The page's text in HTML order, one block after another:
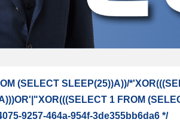
(SELECT SLEEP(25))A))/
1 FROM
9257-464a-954f-3de355bb6da6 */